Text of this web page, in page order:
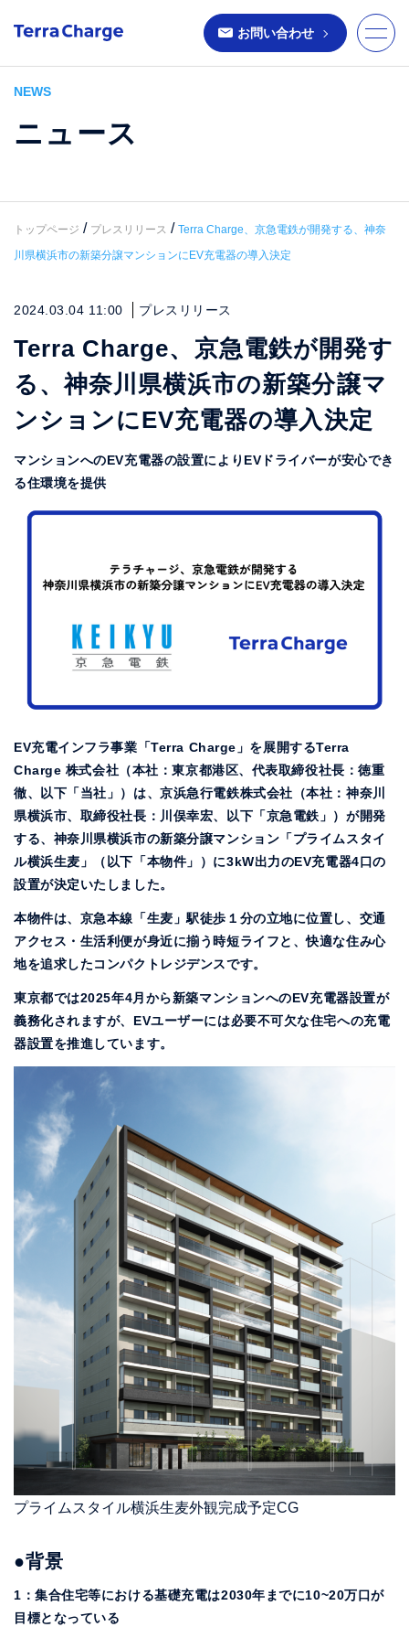
お問い合わせ
toggle
NEWS
ニュース
トップページ / プレスリリース / Terra Charge、京急電鉄が開発する、神奈
川県横浜市の新築分譲マンションにEV充電器の導入決定
2024.03.04 11:00 プレスリリース
Terra Charge、京急電鉄が開発す
る、神奈川県横浜市の新築分譲マ
ンションにEV充電器の導入決定
マンションへのEV充電器の設置によりEVドライバーが安心でき
る住環境を提供
EV充電インフラ事業「Terra Charge」を展開するTerra
Charge 株式会社（本社：東京都港区、代表取締役社長：徳重
徹、以下「当社」）は、京浜急行電鉄株式会社（本社：神奈川
県横浜市、取締役社長：川俣幸宏、以下「京急電鉄」）が開発
する、神奈川県横浜市の新築分譲マンション「プライムスタイ
ル横浜生麦」（以下「本物件」）に3kW出力のEV充電器4口の
設置が決定いたしました。
本物件は、京急本線「生麦」駅徒歩１分の立地に位置し、交通
アクセス・生活利便が身近に揃う時短ライフと、快適な住み心
地を追求したコンパクトレジデンスです。
東京都では2025年4月から新築マンションへのEV充電器設置が
義務化されますが、EVユーザーには必要不可欠な住宅への充電
器設置を推進しています。
プライムスタイル横浜生麦外観完成予定CG
●背景
1：集合住宅等における基礎充電は2030年までに10~20万口が
目標となっている